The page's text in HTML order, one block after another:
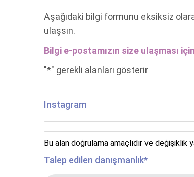
Aşağıdaki bilgi formunu eksiksiz
ulaşsın.
Bilgi e-postamızın size ulaşması
"*" gerekli alanları gösterir
Instagram
Bu alan doğrulama amaçlıdır ve değişiklik
Talep edilen danışmanlık*